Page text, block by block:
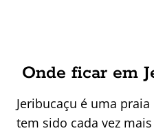
Onde ficar em
Jeribucaçu é uma
tem sido cada vez